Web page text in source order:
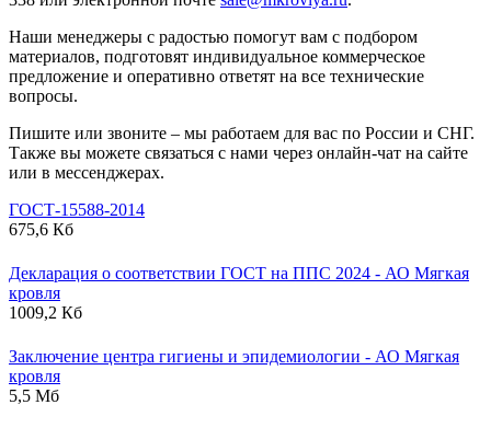
Наши менеджеры с радостью помогут вам с подбором
материалов, подготовят индивидуальное коммерческое
предложение и оперативно ответят на все технические
вопросы.
Пишите или звоните – мы работаем для вас по России и СНГ.
Также вы можете связаться с нами через онлайн-чат на сайте
или в мессенджерах.
ГОСТ-15588-2014
675,6 Кб
Декларация о соответствии ГОСТ на ППС 2024 - АО Мягкая
кровля
1009,2 Кб
Заключение центра гигиены и эпидемиологии - АО Мягкая
кровля
5,5 Мб